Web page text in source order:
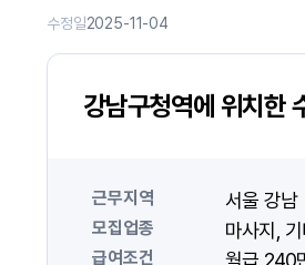
수정일2025-11-04
강남구청역에 위치한
근무지역 서울 강남
모집업종 마사지
급여조건 월급 240